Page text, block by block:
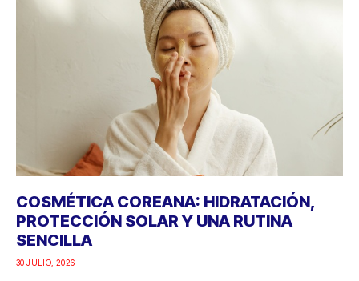
COSMÉTICA COREANA: HIDRATACIÓN,
PROTECCIÓN SOLAR Y UNA RUTINA
SENCILLA
30 JULIO, 2026